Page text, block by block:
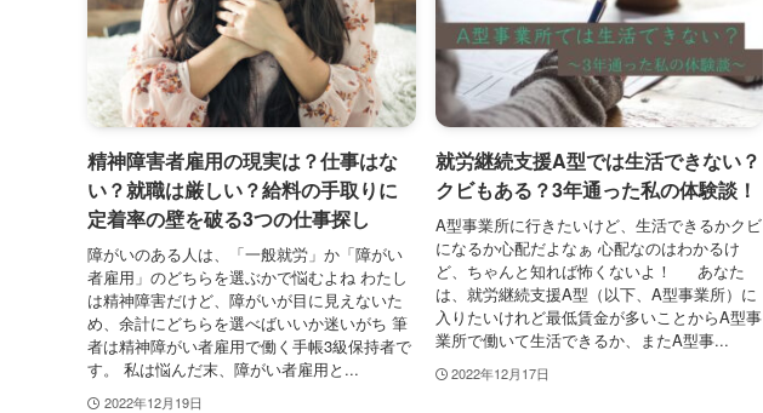
精神障害者雇用の現実は？仕事はな
い？就職は厳しい？給料の手取りに
定着率の壁を破る3つの仕事探し
障がいのある人は、「一般就労」か「障がい
者雇用」のどちらを選ぶかで悩むよね わたし
は精神障害だけど、障がいが目に見えないた
め、余計にどちらを選べばいいか迷いがち 筆
者は精神障がい者雇用で働く手帳3級保持者で
す。 私は悩んだ末、障がい者雇用と...
2022年12月19日
就労継続支援A型では生活できない？
クビもある？3年通った私の体験談！
A型事業所に行きたいけど、生活できるかクビ
になるか心配だよなぁ 心配なのはわかるけ
ど、ちゃんと知れば怖くないよ！ あなた
は、就労継続支援A型（以下、A型事業所）に
入りたいけれど最低賃金が多いことからA型事
業所で働いて生活できるか、またA型事...
2022年12月17日